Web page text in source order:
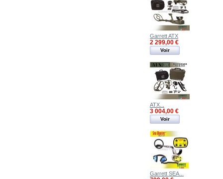
Garrett ATX
2 299,00 €
Voir
ATX...
3 004,00 €
Voir
Garrett SEA...